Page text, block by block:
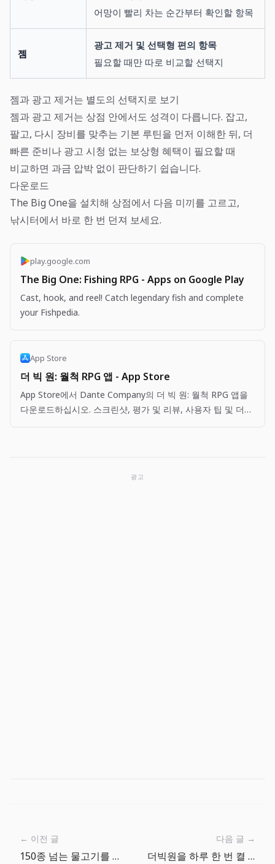
어망이 빨리 차는 순간부터 확인할 항목
젬
광고 제거 및 선택형 편의 항목
필요할 때만 따로 비교할 선택지
젬과 광고 제거는 별도의 선택지로 보기
젬과 광고 제거는 상점 안에서도 성격이 다릅니다. 잡고,
팔고, 다시 장비를 맞추는 기본 루틴을 먼저 이해한 뒤, 더
빠른 준비나 광고 시청 없는 보상형 혜택이 필요할 때
비교하면 과금 압박 없이 판단하기 쉽습니다.
다운로드
The Big One을 설치해 상점에서 다음 미끼를 고르고,
낚시터에서 바로 한 번 던져 보세요.
play.google.com
The Big One: Fishing RPG - Apps on Google Play
Cast, hook, and reel! Catch legendary fish and complete
your Fishpedia.
App Store
더 빅 원: 월척 RPG 앱 - App Store
App Store에서 Dante Company의 더 빅 원: 월척 RPG 앱을
다운로드하십시오. 스크린샷, 평가 및 리뷰, 사용자 팁 및 더
광고
← 이전 글
150종 넘는 물고기를 낚시 도감에서 읽히게 만드는 법
다음 글 →
더빅원을 하루 한 번 켤 때: 짧게 끝내는 낚시 루틴